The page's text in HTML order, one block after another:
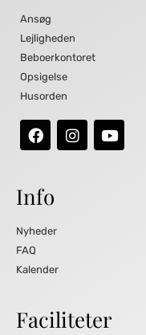
Ansøg
Lejligheden
Beboerkontoret
Opsigelse
Husorden
Info
Nyheder
FAQ
Kalender
Faciliteter